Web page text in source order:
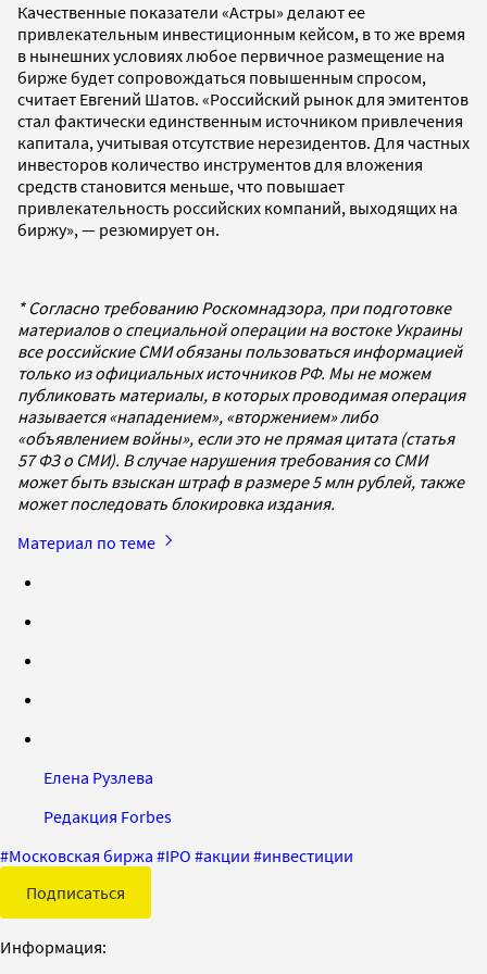
Качественные показатели «Астры» делают ее
привлекательным инвестиционным кейсом, в то же время
в нынешних условиях любое первичное размещение на
бирже будет сопровождаться повышенным спросом,
считает Евгений Шатов. «Российский рынок для эмитентов
стал фактически единственным источником привлечения
капитала, учитывая отсутствие нерезидентов. Для частных
инвесторов количество инструментов для вложения
средств становится меньше, что повышает
привлекательность российских компаний, выходящих на
биржу», — резюмирует он.
* Согласно требованию Роскомнадзора, при подготовке
материалов о специальной операции на востоке Украины
все российские СМИ обязаны пользоваться информацией
только из официальных источников РФ. Мы не можем
публиковать материалы, в которых проводимая операция
называется «нападением», «вторжением» либо
«объявлением войны», если это не прямая цитата (статья
57 ФЗ о СМИ). В случае нарушения требования со СМИ
может быть взыскан штраф в размере 5 млн рублей, также
может последовать блокировка издания.
Материал по теме
Елена Рузлева
Редакция Forbes
#Московская биржа #IPO #акции #инвестиции
Подписаться
Информация: